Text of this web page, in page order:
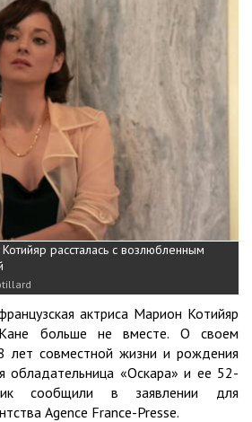
рассталась с возлюбленным
актриса Марион Котийяр
больше не вместе. О своем
лет совместной жизни и рождения
обладательница «Оскара» и ее 52-
сообщили в заявлении для
Agence France-Presse.